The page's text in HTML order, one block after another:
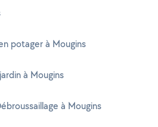
potager à Mougins
à Mougins
à Mougins